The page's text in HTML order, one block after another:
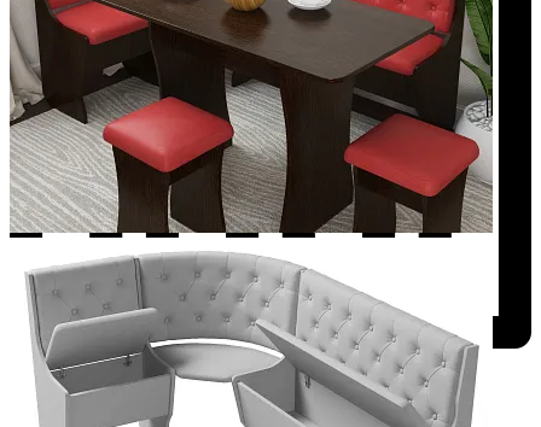
Добавить к сравнению